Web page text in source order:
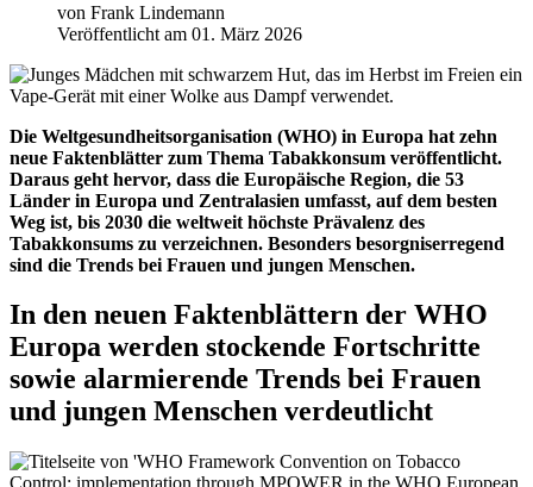
von Frank Lindemann
Veröffentlicht am 01. März 2026
Die Weltgesundheitsorganisation (WHO) in Europa hat zehn
neue Faktenblätter zum Thema Tabakkonsum veröffentlicht.
Daraus geht hervor, dass die Europäische Region, die 53
Länder in Europa und Zentralasien umfasst, auf dem besten
Weg ist, bis 2030 die weltweit höchste Prävalenz des
Tabakkonsums zu verzeichnen. Besonders besorgniserregend
sind die Trends bei Frauen und jungen Menschen.
In den neuen Faktenblättern der WHO
Europa werden stockende Fortschritte
sowie alarmierende Trends bei Frauen
und jungen Menschen verdeutlicht